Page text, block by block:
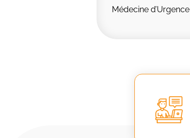
Médecine d’Urgence